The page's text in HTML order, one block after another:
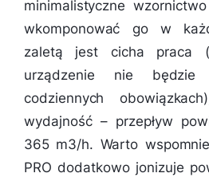
minimalistyczne
wkomponować go w
zaletą jest cicha praca
urządzenie nie będzie
codziennych
wydajność – przepływ
365 m3/h. Warto
PRO dodatkowo jonizuje